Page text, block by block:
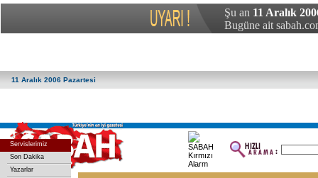
Şu an 11 Aralık
Bugüne ait
Servislerimiz
Son Dakika
Yazarlar
11 Aralık 2006 Pazartesi